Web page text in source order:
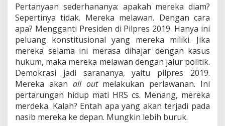
Pertanyaan sederhananya: apakah mereka diam?
Sepertinya tidak. Mereka melawan. Dengan cara
apa? Mengganti Presiden di Pilpres 2019. Hanya ini
peluang konstitusional yang mereka miliki. Jika
mereka selama ini merasa dihajar dengan kasus
hukum, maka mereka melawan dengan jalur politik.
Demokrasi jadi sarananya, yaitu pilpres 2019.
Mereka akan all outmelakukan perlawanan. Ini
pertarungan hidup mati HRS cs. Menang, mereka
merdeka. Kalah? Entah apa yang akan terjadi pada
nasib mereka ke depan. Mungkin lebih buruk.